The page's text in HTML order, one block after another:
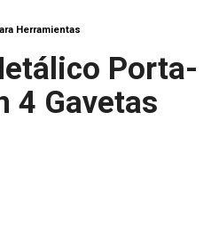
Herramientas
Porta-
4 Gavetas